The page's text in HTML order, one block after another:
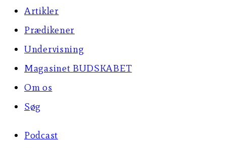
Artikler
Prædikener
Undervisning
Magasinet BUDSKABET
Om os
Søg
Podcast